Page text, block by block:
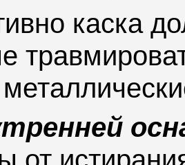
каска